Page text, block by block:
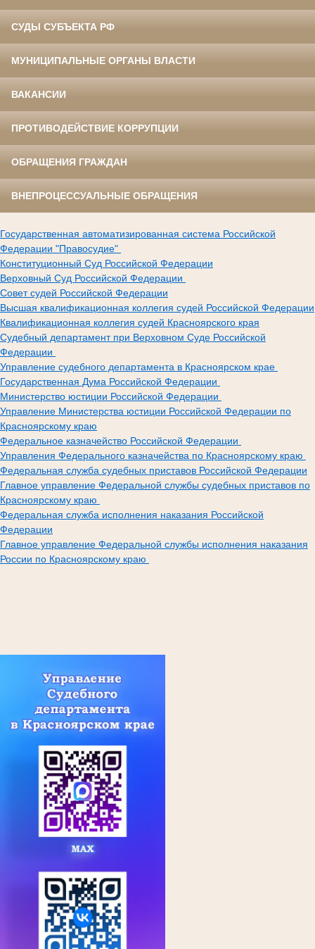
СУДЫ СУБЪЕКТА РФ
МУНИЦИПАЛЬНЫЕ ОРГАНЫ ВЛАСТИ
ВАКАНСИИ
ПРОТИВОДЕЙСТВИЕ КОРРУПЦИИ
ОБРАЩЕНИЯ ГРАЖДАН
ВНЕПРОЦЕССУАЛЬНЫЕ ОБРАЩЕНИЯ
Государственная автоматизированная система Российской
Федерации "Правосудие"
Конституционный Суд Российской Федерации
Верховный Суд Российской Федерации
Совет судей Российской Федерации
Высшая квалификационная коллегия судей Российской Федерации
Квалификационная коллегия судей Красноярского края
Судебный департамент при Верховном Суде Российской
Федерации
Управление судебного департамента в Красноярском крае
Государственная Дума Российской Федерации
Министерство юстиции Российской Федерации
Управление Министерства юстиции Российской Федерации по
Красноярскому краю
Федеральное казначейство Российской Федерации
Управления Федерального казначейства по Красноярскому краю
Федеральная служба судебных приставов Российской Федерации
Главное управление Федеральной службы судебных приставов по
Красноярскому краю
Федеральная служба исполнения наказания Российской
Федерации
Главное управление Федеральной службы исполнения наказания
России по Красноярскому краю